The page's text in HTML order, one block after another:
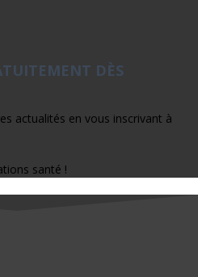
DÈS
actualités en vous inscrivant à
santé !